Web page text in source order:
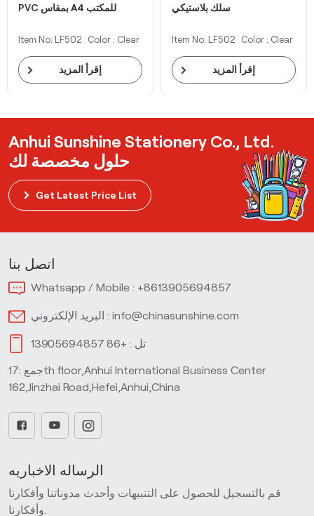
PVC بمقاس A4 للمكتب
Item No: LF502 Color : Clear
إقرأ المزيد
سلك بلاستيكي
Item No: LF502 Color : Clear
إقرأ المزيد
Anhui Sunshine Stationery Co., Ltd.
حلول مخصصة لك
Get Latest Price List
اتصل بنا
Whatsapp / Mobile : +8613905694857
البريد الإلكتروني : info@chinasunshine.com
تل : +86 13905694857
جمع :17th floor,Anhui International Business Center
162,Jinzhai Road,Hefei,Anhui,China
الرساله الاخباريه
قم بالتسجيل للحصول على التنبيهات وأحدث مدوناتنا وأفكارنا